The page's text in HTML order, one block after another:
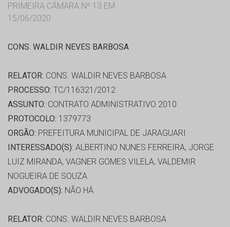
PRIMEIRA CÂMARA Nº 13 EM
15/06/2020
CONS. WALDIR NEVES BARBOSA
RELATOR: CONS. WALDIR NEVES BARBOSA
PROCESSO: TC/116321/2012
ASSUNTO: CONTRATO ADMINISTRATIVO 2010
PROTOCOLO: 1379773
ORGÃO: PREFEITURA MUNICIPAL DE JARAGUARI
INTERESSADO(S): ALBERTINO NUNES FERREIRA, JORGE
LUIZ MIRANDA, VAGNER GOMES VILELA, VALDEMIR
NOGUEIRA DE SOUZA
ADVOGADO(S): NÃO HÁ
RELATOR: CONS. WALDIR NEVES BARBOSA